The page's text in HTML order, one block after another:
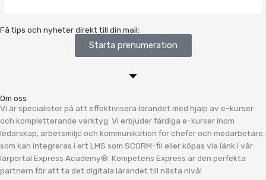
Få tips och nyheter direkt till din mail:
Starta prenumeration
Om oss
Vi är specialister på att effektivisera lärandet med hjälp av e-kurser
och kompletterande verktyg. Vi erbjuder färdiga e-kurser inom
ledarskap, arbetsmiljö och kommunikation för chefer och medarbetare,
som kan integreras i ert LMS som SCORM-fil eller köpas via länk i vår
lärportal Express Academy®. Kompetens Express är den perfekta
partnern för att ta det digitala lärandet till nästa nivå!